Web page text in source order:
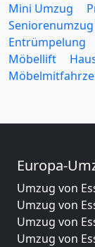
Mini Umzug
Seniorenumzug
Entrümpelung
Möbellift
Europa-
Umzug von
Umzug von
Umzug von
Umzug von